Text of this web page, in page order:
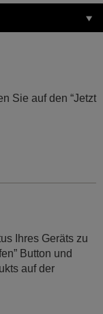
Sie auf den “Jetzt
Ihres Geräts zu
Button und
auf der